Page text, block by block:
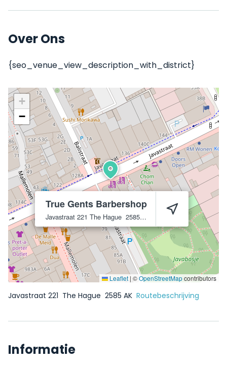
Over Ons
{seo_venue_view_description_with_district}
True Gents Barbershop
Javastraat 221 The Hague 2585 AK
+
−
Leaflet | ©OpenStreetMapcontributors
Javastraat 221 The Hague 2585 AK Routebeschrijving
Informatie